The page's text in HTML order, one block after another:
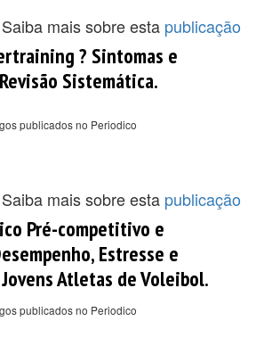
Saiba mais sobre esta publicação
? Sintomas e
Sistemática.
publicados no Periodico
Saiba mais sobre esta publicação
Pré-competitivo e
Estresse e
Atletas de Voleibol.
publicados no Periodico